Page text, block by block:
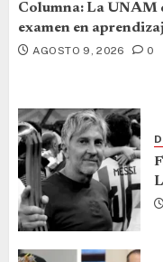
Columna: La UNAM
examen en
AGOSTO 9, 2026 0